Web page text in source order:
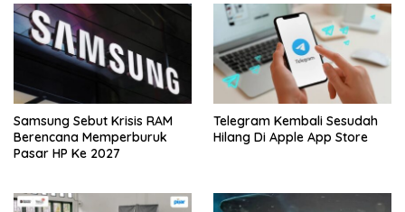
Samsung Sebut Krisis RAM
Berencana Memperburuk
Pasar HP Ke 2027
Telegram Kembali Sesudah
Hilang Di Apple App Store